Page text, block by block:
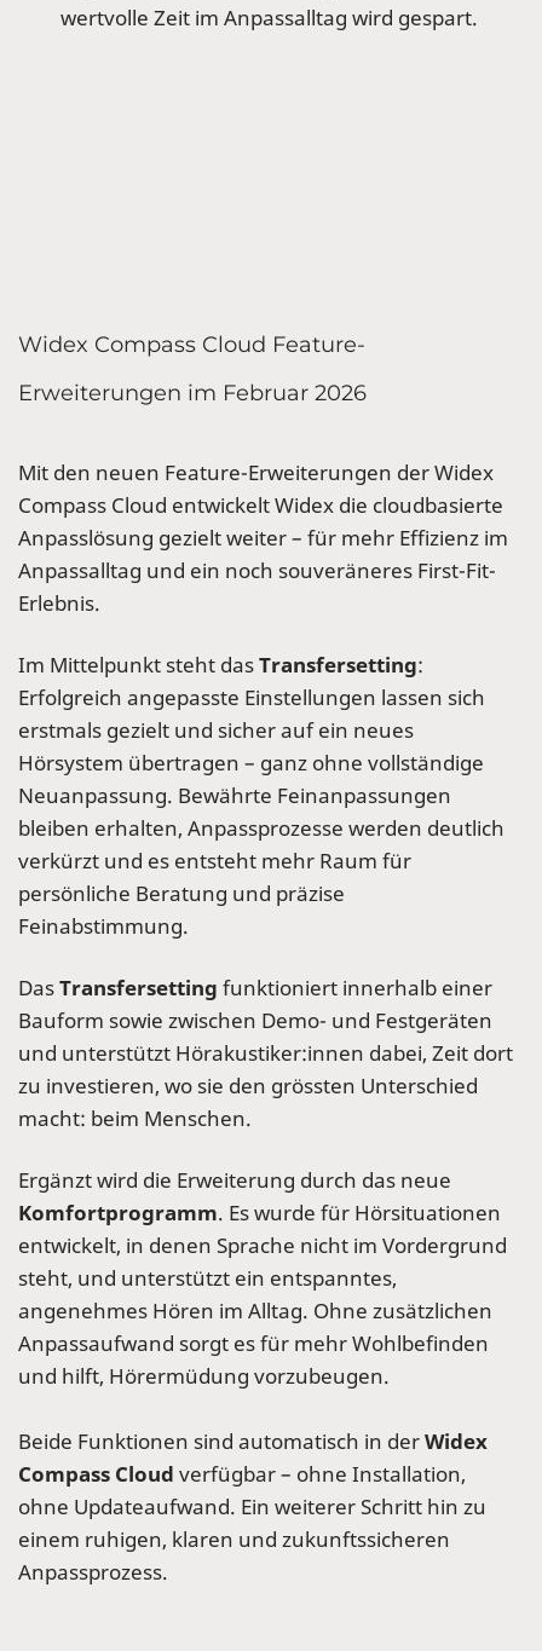
wertvolle Zeit im Anpassalltag wird gespart.
Widex Compass Cloud Feature-
Erweiterungen im Februar 2026
Mit den neuen Feature-Erweiterungen der Widex
Compass Cloud entwickelt Widex die cloudbasierte
Anpasslösung gezielt weiter – für mehr Effizienz im
Anpassalltag und ein noch souveräneres First-Fit-
Erlebnis.
Im Mittelpunkt steht dasTransfersetting:
Erfolgreich angepasste Einstellungen lassen sich
erstmals gezielt und sicher auf ein neues
Hörsystem übertragen – ganz ohne vollständige
Neuanpassung. Bewährte Feinanpassungen
bleiben erhalten, Anpassprozesse werden deutlich
verkürzt und es entsteht mehr Raum für
persönliche Beratung und präzise
Feinabstimmung.
DasTransfersetting funktioniert innerhalb einer
Bauform sowie zwischen Demo- und Festgeräten
und unterstützt Hörakustiker:innen dabei, Zeit dort
zu investieren, wo sie den grössten Unterschied
macht: beim Menschen.
Ergänzt wird die Erweiterung durch das neue
Komfortprogramm. Es wurde für Hörsituationen
entwickelt, in denen Sprache nicht im Vordergrund
steht, und unterstützt ein entspanntes,
angenehmes Hören im Alltag. Ohne zusätzlichen
Anpassaufwand sorgt es für mehr Wohlbefinden
und hilft, Hörermüdung vorzubeugen.
Beide Funktionen sind automatisch in derWidex
Compass Cloud verfügbar – ohne Installation,
ohne Updateaufwand. Ein weiterer Schritt hin zu
einem ruhigen, klaren und zukunftssicheren
Anpassprozess.